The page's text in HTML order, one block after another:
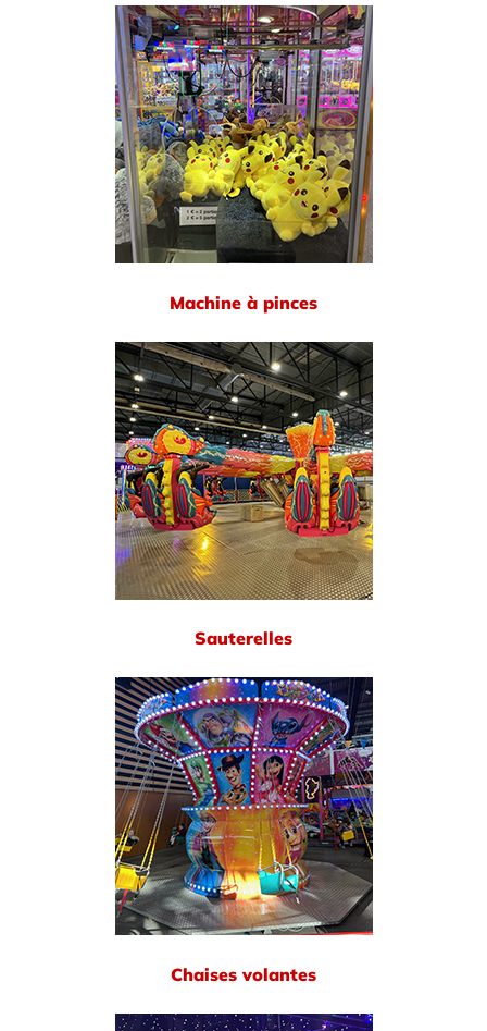
Machine à pinces
Sauterelles
Chaises volantes